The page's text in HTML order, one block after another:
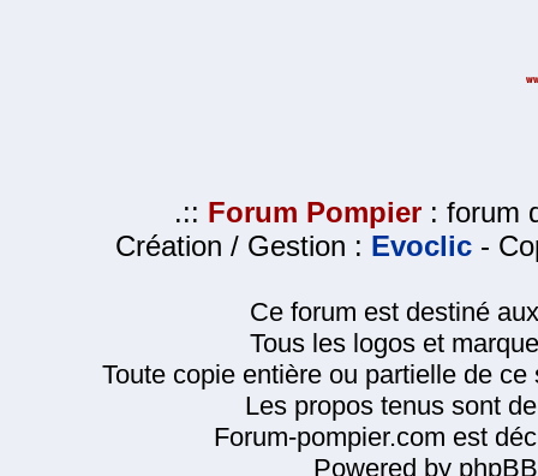
.:: Forum Pompier : forum
Création / Gestion : Evoclic -
Ce forum est destiné
Tous les logos et
Toute copie entière ou partielle de
Les propos tenus sont
Forum-pompier.com est
Powered by